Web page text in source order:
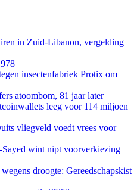
in Zuid-Libanon, vergelding
insectenfabriek Protix om
atoombom, 81 jaar later
leeg voor 114 miljoen
vliegveld voedt vrees voor
Sayed wint nipt voorverkiezing
droogte: Gereedschapskist